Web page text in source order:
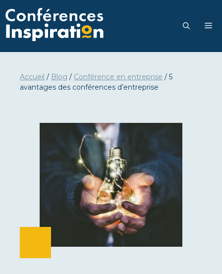
au
contenu
Accueil / Blog / Conférence en entreprise / 5
avantages des conférences d’entreprise